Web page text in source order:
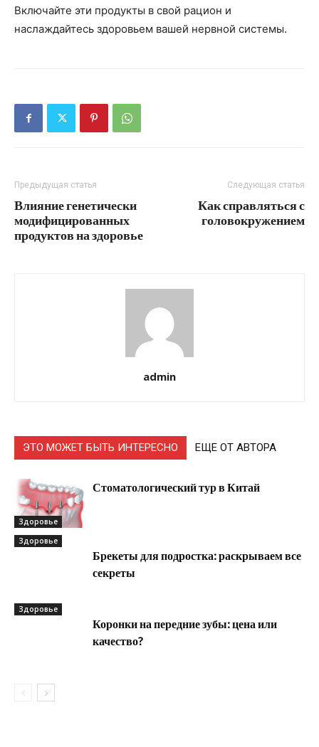
Включайте эти продукты в свой рацион и
наслаждайтесь здоровьем вашей нервной системы.
Предыдущая статья
Влияние генетически
модифицированных
продуктов на здоровье
Следующая статья
Как справляться с
головокружением
admin
ЭТО МОЖЕТ БЫТЬ ИНТЕРЕСНО ЕЩЕ ОТ АВТОРА
Здоровье
Стоматологический тур в Китай
Здоровье
Брекеты для подростка: раскрываем все
секреты
Здоровье
Коронки на передние зубы: цена или
качество?